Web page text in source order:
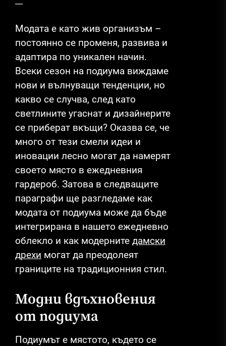
Модата е като жив организъм –
постоянно се променя, развива и
адаптира по уникален начин.
Всеки сезон на подиума виждаме
нови и вълнуващи тенденции, но
какво се случва, след като
светлините угаснат и дизайнерите
се приберат вкъщи? Оказва се, че
много от тези смели идеи и
иновации лесно могат да намерят
своето място в ежедневния
гардероб. Затова в следващите
параграфи ще разгледаме как
модата от подиума може да бъде
интегрирана в нашето ежедневно
облекло и как модерните дамски
дрехи могат да преодолеят
границите на традиционния стил.
Модни вдъхновения
от подиума
Подиумът е мястото, където се